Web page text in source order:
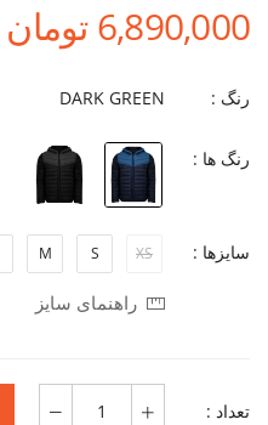
6,890,000 تومان
رنگ : DARK GREEN
رنگ ها :
سایزها : XS
S
M
راهنمای سایز
تعداد :